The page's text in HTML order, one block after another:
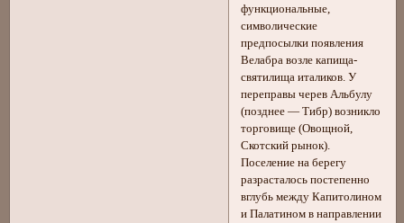
функциональные,
символические
предпосылки появления
Велабра возле капища-
святилища италиков. У
переправы черев Альбулу
(позднее — Тибр) возникло
торговище (Овощной,
Скотский рынок).
Поселение на берегу
разрасталось постепенно
вглубь между Капитолином
и Палатином в направлении